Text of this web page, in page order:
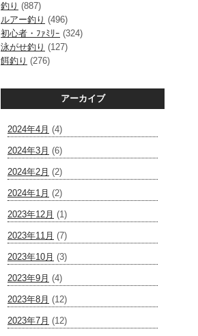
釣り (887)
ルアー釣り (496)
初心者・ﾌｧﾐﾘｰ (324)
泳がせ釣り (127)
餌釣り (276)
アーカイブ
2024年4月 (4)
2024年3月 (6)
2024年2月 (2)
2024年1月 (2)
2023年12月 (1)
2023年11月 (7)
2023年10月 (3)
2023年9月 (4)
2023年8月 (12)
2023年7月 (12)